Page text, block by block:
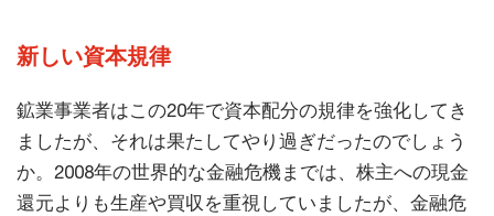
新しい資本規律
鉱業事業者はこの20年で資本配分の規律を強化してき
ましたが、それは果たしてやり過ぎだったのでしょう
か。2008年の世界的な金融危機までは、株主への現金
還元よりも生産や買収を重視していましたが、金融危